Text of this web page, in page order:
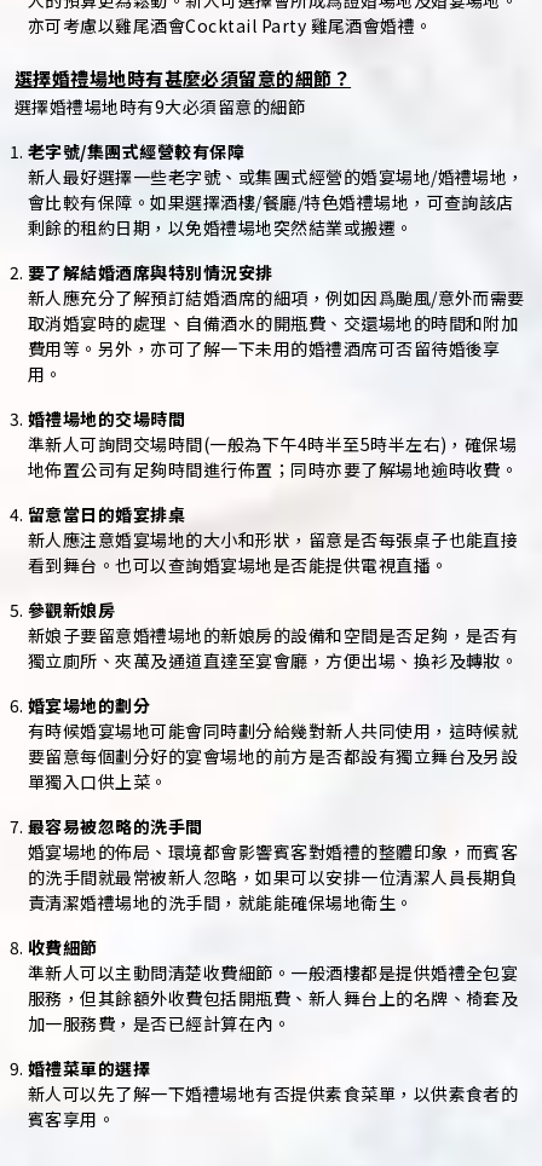
亦可考慮以雞尾酒會Cocktail Party 雞尾酒會婚禮。
選擇婚禮場地時有甚麼必須留意的細節？
選擇婚禮場地時有9大必須留意的細節
老字號/集團式經營較有保障
新人最好選擇一些老字號、或集團式經營的婚宴場地/婚禮場地，
會比較有保障。如果選擇酒樓/餐廳/特色婚禮場地，可查詢該店
剩餘的租約日期，以免婚禮場地突然結業或搬遷。
要了解結婚酒席與特別情況安排
新人應充分了解預訂結婚酒席的細項，例如因爲颱風/意外而需要
取消婚宴時的處理、自備酒水的開瓶費、交還場地的時間和附加
費用等。另外，亦可了解一下未用的婚禮酒席可否留待婚後享
用。
婚禮場地的交場時間
準新人可詢問交場時間(一般為下午4時半至5時半左右)，確保場
地佈置公司有足夠時間進行佈置；同時亦要了解場地逾時收費。
留意當日的婚宴排桌
新人應注意婚宴場地的大小和形狀，留意是否每張桌子也能直接
看到舞台。也可以查詢婚宴場地是否能提供電視直播。
參觀新娘房
新娘子要留意婚禮場地的新娘房的設備和空間是否足夠，是否有
獨立廁所、夾萬及通道直達至宴會廳，方便出場、換衫及轉妝。
婚宴場地的劃分
有時候婚宴場地可能會同時劃分給幾對新人共同使用，這時候就
要留意每個劃分好的宴會場地的前方是否都設有獨立舞台及另設
單獨入口供上菜。
最容易被忽略的洗手間
婚宴場地的佈局、環境都會影響賓客對婚禮的整體印象，而賓客
的洗手間就最常被新人忽略，如果可以安排一位清潔人員長期負
責清潔婚禮場地的洗手間，就能能確保場地衛生。
收費細節
準新人可以主動問清楚收費細節。一般酒樓都是提供婚禮全包宴
服務，但其餘額外收費包括開瓶費、新人舞台上的名牌、椅套及
加一服務費，是否已經計算在內。
婚禮菜單的選擇
新人可以先了解一下婚禮場地有否提供素食菜單，以供素食者的
賓客享用。